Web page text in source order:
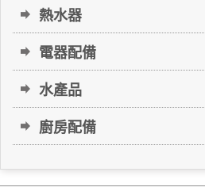
熱水器
電器配備
水產品
廚房配備